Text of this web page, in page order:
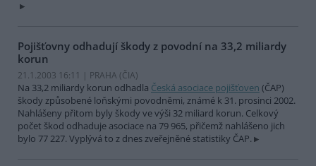
Pojišťovny odhadují škody z povodní na 33,2 miliardy
korun
21.1.2003 16:11 | PRAHA (ČIA)
Na 33,2 miliardy korun odhadla Česká asociace pojišťoven (ČAP)
škody způsobené loňskými povodněmi, známé k 31. prosinci 2002.
Nahlášeny přitom byly škody ve výši 32 miliard korun. Celkový
počet škod odhaduje asociace na 79 965, přičemž nahlášeno jich
bylo 77 227. Vyplývá to z dnes zveřejněné statistiky ČAP.